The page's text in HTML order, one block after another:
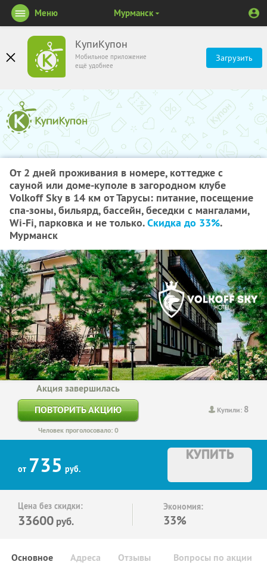
КупиКупон
Мобильное приложение
ещё удобнее
Загрузить
Меню Мурманск
От 2 дней проживания в номере, коттедже с
сауной или доме-куполе в загородном клубе
Volkoff Sky в 14 км от Тарусы: питание, посещение
спа-зоны, бильярд, бассейн, беседки с мангалами,
Wi-Fi, парковка и не только.Скидка до 33%.
Мурманск
Купили: 8
Акция завершилась
ПОВТОРИТЬ АКЦИЮ
Человек проголосовало: 0
от 735 руб.
КУПИТЬ
Цена без скидки:
33600 руб.
Экономия:
33%
Основное Отзывы Вопросы по акции
Адреса